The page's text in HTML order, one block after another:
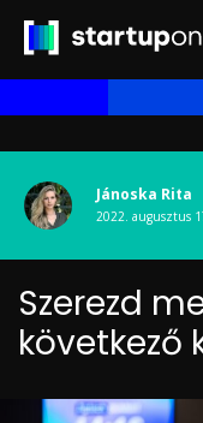
Jánoska Rita
2022. augusztus
Szerezd
következő